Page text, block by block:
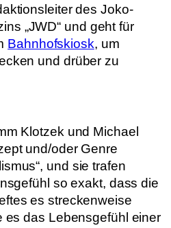
des Joko-
„JWD“ und geht für
Bahnhofskiosk, um
und drüber zu
Klotzek und Michael
und/oder Genre
und sie trafen
so exakt, dass die
es streckenweise
es das Lebensgefühl einer